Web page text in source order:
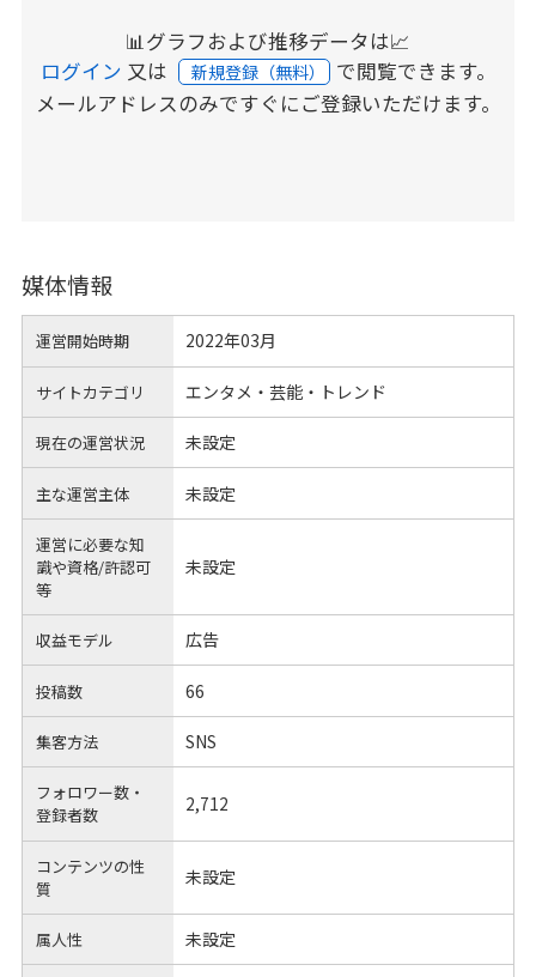
📊グラフおよび推移データは📈
ログイン 又は 新規登録（無料） で閲覧できます。
メールアドレスのみですぐにご登録いただけます。
媒体情報
運営開始時期 2022年03月
サイトカテゴリ エンタメ・芸能・トレンド
現在の運営状況 未設定
主な運営主体 未設定
運営に必要な知
識や資格/許認可
等
未設定
収益モデル 広告
投稿数 66
集客方法 SNS
フォロワー数・
登録者数
2,712
コンテンツの性
質
未設定
属人性 未設定